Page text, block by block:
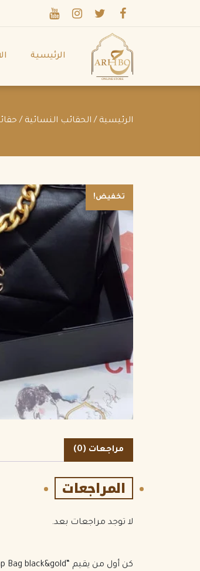
الرئيسية
الرئيسية / الحقائب النسائية /
تخفيض!
مراجعات (0)
المراجعات
لا توجد مراجعات بعد.
كن أول من يقيم “Chanel small 19 Flap Bag black&gold”